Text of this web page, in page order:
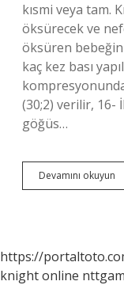
kısmi veya tam.
öksürecek ve
öksüren bebeğin
kaç kez bası
(30;2) verilir, 16-
göğüs…
Devamını okuyun
https://
knight online